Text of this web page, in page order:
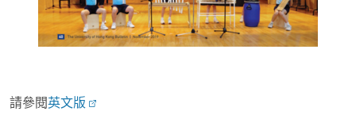
請參閱英文版